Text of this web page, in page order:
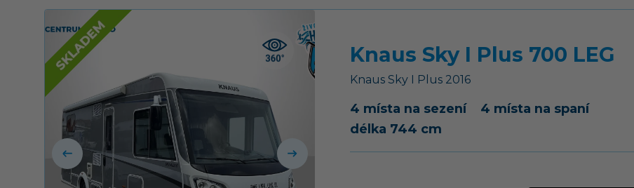
QDK, 500 FDK, 540 EUH,
550 UK, 550 QDK
francouzská postel
pohodlné sezení
přestavitelné na lůžko
Knaus Sky I Plus 700 LEG
Knaus Sky I Plus 2016
4 místa na sezení
4 místa na spaní
délka 744 cm